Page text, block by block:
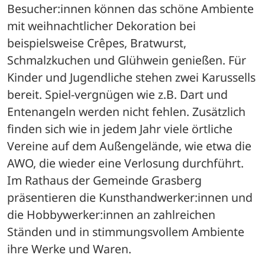
Besucher:innen können das schöne Ambiente
mit weihnachtlicher Dekoration bei
beispielsweise Crêpes, Bratwurst,
Schmalzkuchen und Glühwein genießen. Für
Kinder und Jugendliche stehen zwei Karussells
bereit. Spiel-vergnügen wie z.B. Dart und
Entenangeln werden nicht fehlen. Zusätzlich
finden sich wie in jedem Jahr viele örtliche
Vereine auf dem Außengelände, wie etwa die
AWO, die wieder eine Verlosung durchführt.
Im Rathaus der Gemeinde Grasberg
präsentieren die Kunsthandwerker:innen und
die Hobbywerker:innen an zahlreichen
Ständen und in stimmungsvollem Ambiente
ihre Werke und Waren.